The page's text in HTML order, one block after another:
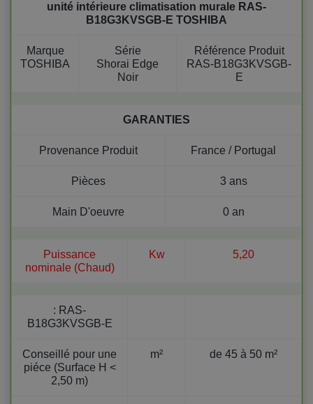
unité intérieure climatisation murale RAS-
B18G3KVSGB-E TOSHIBA
Marque
TOSHIBA
Série
Shorai Edge
Noir
Référence Produit
RAS-B18G3KVSGB-
E
GARANTIES
Provenance Produit France / Portugal
Pièces 3 ans
Main D'oeuvre 0 an
Puissance
nominale (Chaud)
Kw 5,20
: RAS-
B18G3KVSGB-E
Conseillé pour une
piéce (Surface H <
2,50 m)
m² de 45 à 50 m²